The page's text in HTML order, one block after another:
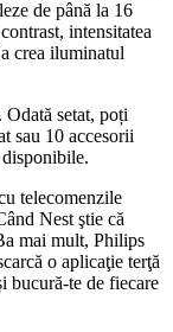
de până la 16
intensitatea
crea iluminatul
setat, poți
sau 10 accesorii
telecomenzile
Nest ştie că
mai mult, Philips
o aplicaţie terţă
bucură-te de fiecare